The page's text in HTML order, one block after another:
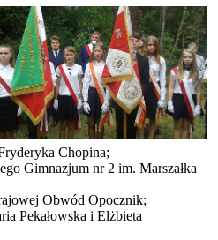
Chopina;
Gimnazjum nr 2 im. Marszałka
Obwód Opocznik;
Pekałowska i Elżbieta